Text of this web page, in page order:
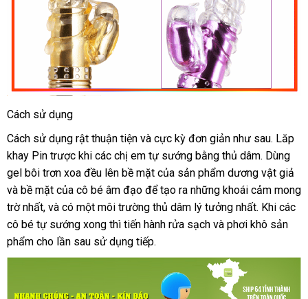
Cách sử dụng
Cách sử dụng rật thuận tiện xưởng
và cực kỳ đơn giản hướng
dẫn
như sauPháp
. Lăp
khay Pin trược khi Nhật
Bản
các chị em tự sướng bằng thủ dâmbền
. Dùng
gel bôi trơn xoa đều lên bề mặt mới
nhất
của sản phẩm dương vật giả
và bề mặt xuất
khẩu
của cô bé âm đạo miễn
phí
để tạo ra giảm
giá
những khoái cảm mong
trờ nhấtcung
cấp
, Lazada
và có một môi trường thủ dâm lý tưởng nhấtshopee
. chất
lượng
Khi quà
tặng
các
cô bé tự sướng xong đã
qua
sử
thì tiến hành rửa sạch tổng
và phơi khô sản
phẩm cho lần sau sử dụng tiếp.